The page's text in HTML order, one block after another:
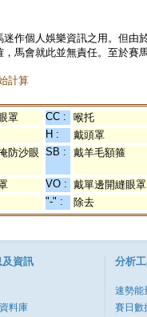
作個人娛樂資訊之用。但
馬會就此並無責任。至於賽
計算
罩 CC :
喉托
H :
戴頭罩
防沙眼 SB : 戴羊毛額箍
VO : 戴單邊開縫眼罩
"-" : 除去
及資訊
料庫
分析
速勢能
賽日數